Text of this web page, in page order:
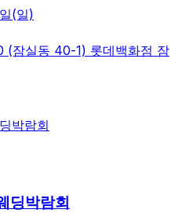
(일)
(잠실동 40-1) 롯데백화점 잠
딩박람회